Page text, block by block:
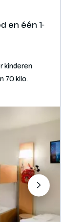
en één 1-
kinderen
70 kilo.
wereld vol
magie die
Park